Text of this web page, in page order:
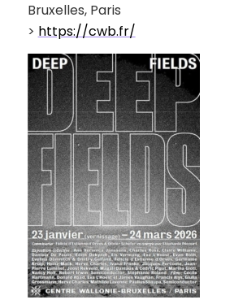
Bruxelles, Paris
> https://cwb.fr/